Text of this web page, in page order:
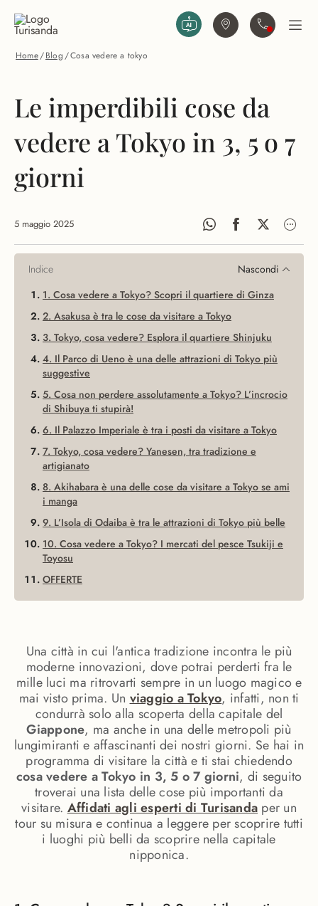
Trova agenziaContattaciApri
Home/Blog/Cosa vedere a tokyo
Le imperdibili cose da
vedere a Tokyo in 3, 5 o 7
giorni
5 maggio 2025
Indice
Nascondi
1. Cosa vedere a Tokyo? Scopri il quartiere di Ginza
2. Asakusa è tra le cose da visitare a Tokyo
3. Tokyo, cosa vedere? Esplora il quartiere Shinjuku
4. Il Parco di Ueno è una delle attrazioni di Tokyo più
suggestive
5. Cosa non perdere assolutamente a Tokyo? L’incrocio
di Shibuya ti stupirà!
6. Il Palazzo Imperiale è tra i posti da visitare a Tokyo
7. Tokyo, cosa vedere? Yanesen, tra tradizione e
artigianato
8. Akihabara è una delle cose da visitare a Tokyo se ami
i manga
9. L’Isola di Odaiba è tra le attrazioni di Tokyo più belle
10. Cosa vedere a Tokyo? I mercati del pesce Tsukiji e
Toyosu
OFFERTE
Una città in cui l'antica tradizione incontra le più
moderne innovazioni, dove potrai perderti fra le
mille luci ma ritrovarti sempre in un luogo magico e
mai visto prima. Un viaggio a Tokyo, infatti, non ti
condurrà solo alla scoperta della capitale del
Giappone, ma anche in una delle metropoli più
lungimiranti e affascinanti dei nostri giorni. Se hai in
programma di visitare la città e ti stai chiedendo
cosa vedere a Tokyo in 3, 5 o 7 giorni, di seguito
troverai una lista delle cose più importanti da
visitare. Affidati agli esperti di Turisanda per un
tour su misura e continua a leggere per scoprire tutti
i luoghi più belli da scoprire nella capitale
nipponica.